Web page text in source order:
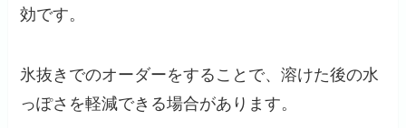
効です。
氷抜きでのオーダーをすることで、溶けた後の水
っぽさを軽減できる場合があります。